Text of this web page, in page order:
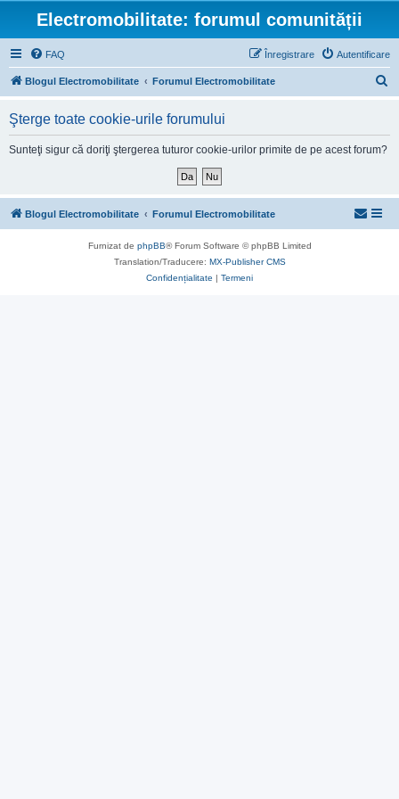
Electromobilitate: forumul comunității
FAQ Autentificare
Înregistrare
Blogul Electromobilitate Forumul Electromobilitate
Şterge toate cookie-urile forumului
Sunteţi sigur că doriţi ştergerea tuturor cookie-urilor primite de pe acest forum?
Blogul Electromobilitate Forumul Electromobilitate
Furnizat de phpBB® Forum Software © phpBB Limited
Translation/Traducere: MX-Publisher CMS
Confidențialitate | Termeni